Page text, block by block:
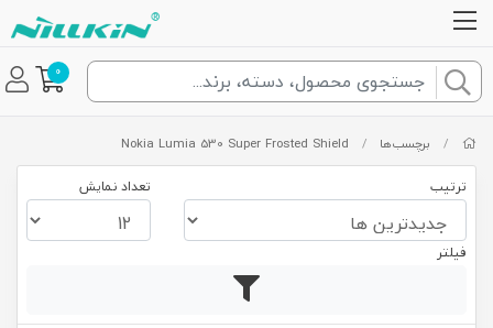
0
/ برچسب‌ها /
Nokia Lumia 530 Super Frosted Shield
ترتیب تعداد نمایش
فیلتر